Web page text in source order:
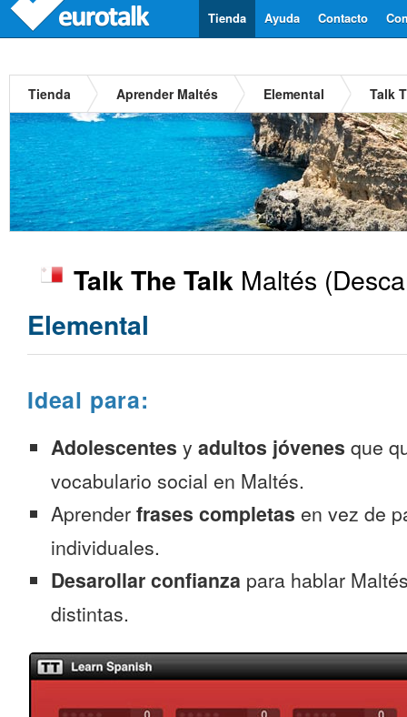
Contacto
Ayuda
Tienda
Tienda Aprender Maltés Elemental Talk
Talk The Talk Maltés
Elemental
Ideal para:
Adolescentes y adultos jóvenes que
vocabulario social en Maltés.
Aprender frases completas en vez de
individuales.
Desarollar confianza para hablar
distintas.